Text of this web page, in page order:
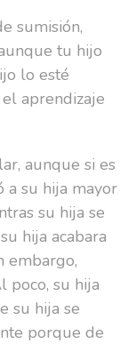
sumisión,
tu hijo
lo esté
aprendizaje
aunque si es
a su hija mayor
su hija se
hija acabara
embargo,
poco, su hija
su hija se
porque de